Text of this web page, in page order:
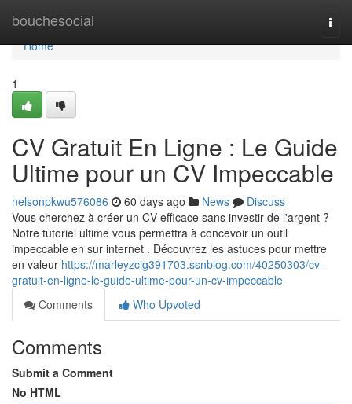
bouchesocial
Home
Home
1
CV Gratuit En Ligne : Le Guide
Ultime pour un CV Impeccable
nelsonpkwu576086 60 days ago News
Discuss
Vous cherchez à créer un CV efficace sans investir de l'argent ?
Notre tutoriel ultime vous permettra à concevoir un outil
impeccable en sur internet . Découvrez les astuces pour mettre
en valeur https://marleyzcig391703.ssnblog.com/40250303/cv-
gratuit-en-ligne-le-guide-ultime-pour-un-cv-impeccable
Comments
Who Upvoted
Comments
Submit a Comment
No HTML